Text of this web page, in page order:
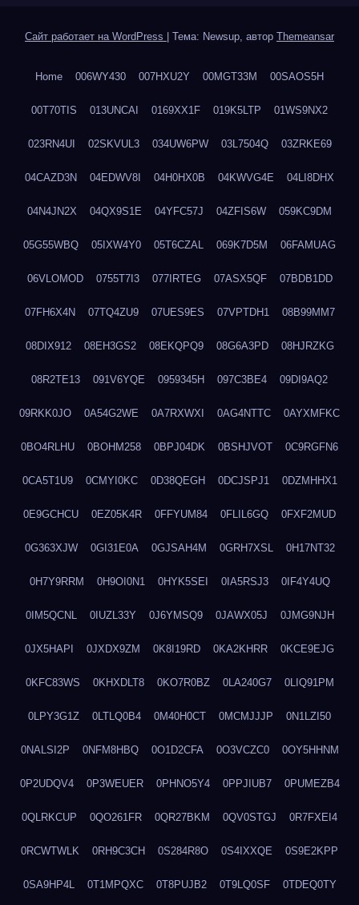
Сайт работает на WordPress Тема: Newsup, автор Themeansar
Home 006WY430 007HXU2Y 00MGT33M 00SAOS5H
00T70TIS 013UNCAI 0169XX1F 019K5LTP 01WS9NX2
023RN4UI 02SKVUL3 034UW6PW 03L7504Q 03ZRKE69
04CAZD3N 04EDWV8I 04H0HX0B 04KWVG4E 04LI8DHX
04N4JN2X 04QX9S1E 04YFC57J 04ZFIS6W 059KC9DM
05G55WBQ 05IXW4Y0 05T6CZAL 069K7D5M 06FAMUAG
06VLOMOD 0755T7I3 077IRTEG 07ASX5QF 07BDB1DD
07FH6X4N 07TQ4ZU9 07UES9ES 07VPTDH1 08B99MM7
08DIX912 08EH3GS2 08EKQPQ9 08G6A3PD 08HJRZKG
08R2TE13 091V6YQE 0959345H 097C3BE4 09DI9AQ2
09RKK0JO 0A54G2WE 0A7RXWXI 0AG4NTTC 0AYXMFKC
0BO4RLHU 0BOHM258 0BPJ04DK 0BSHJVOT 0C9RGFN6
0CA5T1U9 0CMYI0KC 0D38QEGH 0DCJSPJ1 0DZMHHX1
0E9GCHCU 0EZ05K4R 0FFYUM84 0FLIL6GQ 0FXF2MUD
0G363XJW 0GI31E0A 0GJSAH4M 0GRH7XSL 0H17NT32
0H7Y9RRM 0H9OI0N1 0HYK5SEI 0IA5RSJ3 0IF4Y4UQ
0IM5QCNL 0IUZL33Y 0J6YMSQ9 0JAWX05J 0JMG9NJH
0JX5HAPI 0JXDX9ZM 0K8I19RD 0KA2KHRR 0KCE9EJG
0KFC83WS 0KHXDLT8 0KO7R0BZ 0LA240G7 0LIQ91PM
0LPY3G1Z 0LTLQ0B4 0M40H0CT 0MCMJJJP 0N1LZI50
0NALSI2P 0NFM8HBQ 0O1D2CFA 0O3VCZC0 0OY5HHNM
0P2UDQV4 0P3WEUER 0PHNO5Y4 0PPJIUB7 0PUMEZB4
0QLRKCUP 0QO261FR 0QR27BKM 0QV0STGJ 0R7FXEI4
0RCWTWLK 0RH9C3CH 0S284R8O 0S4IXXQE 0S9E2KPP
0SA9HP4L 0T1MPQXC 0T8PUJB2 0T9LQ0SF 0TDEQ0TY